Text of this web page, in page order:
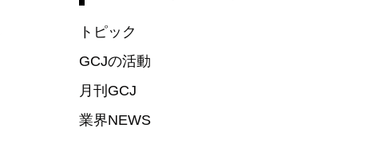
トピック
GCJの活動
月刊GCJ
業界NEWS